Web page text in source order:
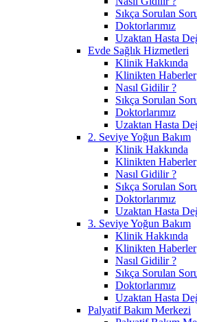
Sıkça Sorulan
Doktorlarımız
Uzaktan Hasta
Evde Sağlık Hizmetleri
Klinik Hakkında
Klinikten Haberler
Nasıl Gidilir ?
Sıkça Sorulan
Doktorlarımız
Uzaktan Hasta
2. Seviye Yoğun Bakım
Klinik Hakkında
Klinikten Haberler
Nasıl Gidilir ?
Sıkça Sorulan
Doktorlarımız
Uzaktan Hasta
3. Seviye Yoğun Bakım
Klinik Hakkında
Klinikten Haberler
Nasıl Gidilir ?
Sıkça Sorulan
Doktorlarımız
Uzaktan Hasta
Palyatif Bakım Merkezi